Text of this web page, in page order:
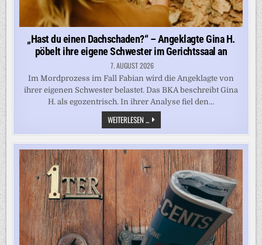
„Hast du einen Dachschaden?“ – Angeklagte Gina H.
pöbelt ihre eigene Schwester im Gerichtssaal an
7. AUGUST 2026
Im Mordprozess im Fall Fabian wird die Angeklagte von
ihrer eigenen Schwester belastet. Das BKA beschreibt Gina
H. als egozentrisch. In ihrer Analyse fiel den…
WEITERLESEN ...„HAST
DU
EINEN
DACHSCHADEN?“
–
ANGEKLAGTE
GINA
H.
PÖBELT
IHRE
EIGENE
SCHWESTER
IM
GERICHTSSAAL
AN